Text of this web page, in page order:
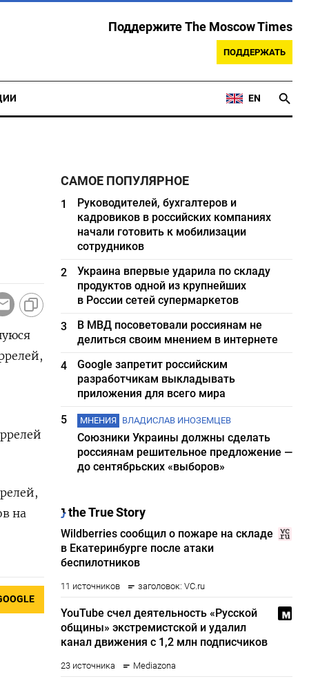
Поддержите The Moscow Times
ПОДДЕРЖАТЬ
EN
на
САМОЕ ПОПУЛЯРНОЕ
1
Руководителей, бухгалтеров и
кадровиков в российских компаниях
начали готовить к мобилизации
сотрудников
2
Украина впервые ударила по складу
продуктов одной из крупнейших
в России сетей супермаркетов
3
В МВД посоветовали россиянам не
делиться своим мнением в интернете
4
Google запретит российским
разработчикам выкладывать
приложения для всего мира
5
МНЕНИЯ ВЛАДИСЛАВ ИНОЗЕМЦЕВ
Союзники Украины должны сделать
россиянам решительное предложение —
до сентябрьских «выборов»